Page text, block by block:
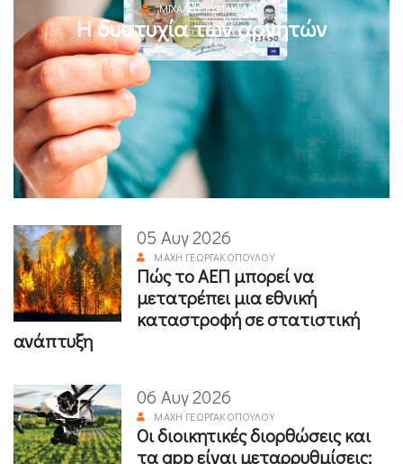
ΜΙΧΆΛΗΣ ΚΥΡΙΑΚΊΔΗΣ
Η δυστυχία των αρνητών
05 Αυγ 2026
ΜΆΧΗ ΓΕΩΡΓΑΚΟΠΟΎΛΟΥ
Πώς το ΑΕΠ μπορεί να
μετατρέπει μια εθνική
καταστροφή σε στατιστική
ανάπτυξη
06 Αυγ 2026
ΜΆΧΗ ΓΕΩΡΓΑΚΟΠΟΎΛΟΥ
Οι διοικητικές διορθώσεις και
τα app είναι μεταρρυθμίσεις;